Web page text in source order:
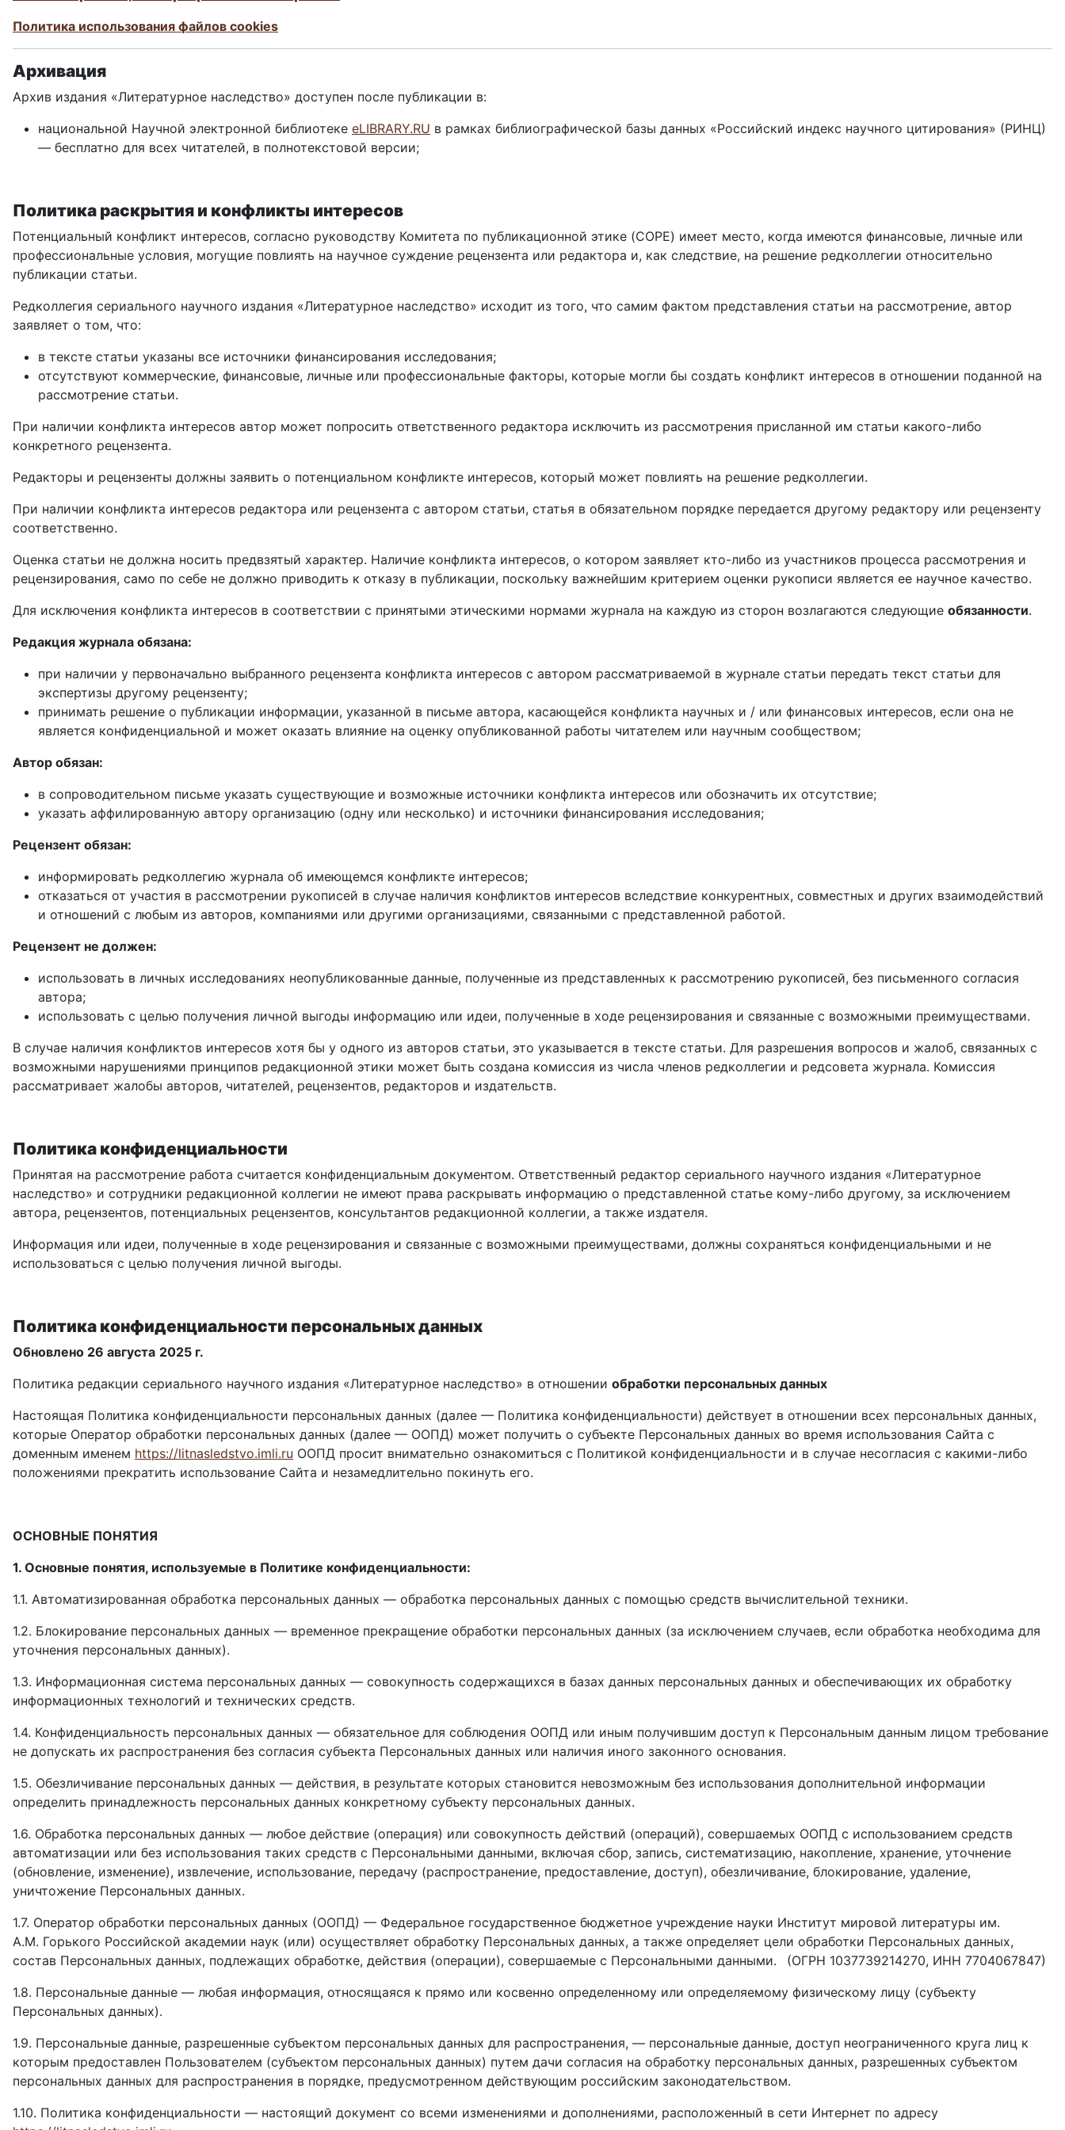
Политика использования файлов cookies
Архивация
Архив издания «Литературное наследство» доступен после публикации в:
национальной Научной электронной библиотеке eLIBRARY.RU в рамках библиографической базы данных «Российский индекс научного цитирования» (РИНЦ)
— бесплатно для всех читателей, в полнотекстовой версии;
Политика раскрытия и конфликты интересов
Потенциальный конфликт интересов, согласно руководству Комитета по публикационной этике (COPE) имеет место, когда имеются финансовые, личные или
профессиональные условия, могущие повлиять на научное суждение рецензента или редактора и, как следствие, на решение редколлегии относительно
публикации статьи.
Редколлегия сериального научного издания «Литературное наследство» исходит из того, что самим фактом представления статьи на рассмотрение, автор
заявляет о том, что:
в тексте статьи указаны все источники финансирования исследования;
отсутствуют коммерческие, финансовые, личные или профессиональные факторы, которые могли бы создать конфликт интересов в отношении поданной на
рассмотрение статьи.
При наличии конфликта интересов автор может попросить ответственного редактора исключить из рассмотрения присланной им статьи какого-либо
конкретного рецензента.
Редакторы и рецензенты должны заявить о потенциальном конфликте интересов, который может повлиять на решение редколлегии.
При наличии конфликта интересов редактора или рецензента с автором статьи, статья в обязательном порядке передается другому редактору или рецензенту
соответственно.
Оценка статьи не должна носить предвзятый характер. Наличие конфликта интересов, о котором заявляет кто-либо из участников процесса рассмотрения и
рецензирования, само по себе не должно приводить к отказу в публикации, поскольку важнейшим критерием оценки рукописи является ее научное качество.
Для исключения конфликта интересов в соответствии с принятыми этическими нормами журнала на каждую из сторон возлагаются следующие обязанности.
Редакция журнала обязана:
при наличии у первоначально выбранного рецензента конфликта интересов с автором рассматриваемой в журнале статьи передать текст статьи для
экспертизы другому рецензенту;
принимать решение о публикации информации, указанной в письме автора, касающейся конфликта научных и / или финансовых интересов, если она не
является конфиденциальной и может оказать влияние на оценку опубликованной работы читателем или научным сообществом;
Автор обязан:
в сопроводительном письме указать существующие и возможные источники конфликта интересов или обозначить их отсутствие;
указать аффилированную автору организацию (одну или несколько) и источники финансирования исследования;
Рецензент обязан:
информировать редколлегию журнала об имеющемся конфликте интересов;
отказаться от участия в рассмотрении рукописей в случае наличия конфликтов интересов вследствие конкурентных, совместных и других взаимодействий
и отношений с любым из авторов, компаниями или другими организациями, связанными с представленной работой.
Рецензент не должен:
использовать в личных исследованиях неопубликованные данные, полученные из представленных к рассмотрению рукописей, без письменного согласия
автора;
использовать с целью получения личной выгоды информацию или идеи, полученные в ходе рецензирования и связанные с возможными преимуществами.
В случае наличия конфликтов интересов хотя бы у одного из авторов статьи, это указывается в тексте статьи. Для разрешения вопросов и жалоб, связанных с
возможными нарушениями принципов редакционной этики может быть создана комиссия из числа членов редколлегии и редсовета журнала. Комиссия
рассматривает жалобы авторов, читателей, рецензентов, редакторов и издательств.
Политика конфиденциальности
Принятая на рассмотрение работа считается конфиденциальным документом. Ответственный редактор сериального научного издания «Литературное
наследство» и сотрудники редакционной коллегии не имеют права раскрывать информацию о представленной статье кому-либо другому, за исключением
автора, рецензентов, потенциальных рецензентов, консультантов редакционной коллегии, а также издателя.
Информация или идеи, полученные в ходе рецензирования и связанные с возможными преимуществами, должны сохраняться конфиденциальными и не
использоваться с целью получения личной выгоды.
Политика конфиденциальности персональных данных
Обновлено 26 августа 2025 г.
Политика редакции сериального научного издания «Литературное наследство» в отношении обработки персональных данных
Настоящая Политика конфиденциальности персональных данных (далее — Политика конфиденциальности) действует в отношении всех персональных данных,
которые Оператор обработки персональных данных (далее — ООПД) может получить о субъекте Персональных данных во время использования Сайта с
доменным именем https://litnasledstvo.imli.ru ООПД просит внимательно ознакомиться с Политикой конфиденциальности и в случае несогласия с какими-либо
положениями прекратить использование Сайта и незамедлительно покинуть его.
ОСНОВНЫЕ ПОНЯТИЯ
1. Основные понятия, используемые в Политике конфиденциальности:
1.1. Автоматизированная обработка персональных данных — обработка персональных данных с помощью средств вычислительной техники.
1.2. Блокирование персональных данных — временное прекращение обработки персональных данных (за исключением случаев, если обработка необходима для
уточнения персональных данных).
1.3. Информационная система персональных данных — совокупность содержащихся в базах данных персональных данных и обеспечивающих их обработку
информационных технологий и технических средств.
1.4. Конфиденциальность персональных данных — обязательное для соблюдения ООПД или иным получившим доступ к Персональным данным лицом требование
не допускать их распространения без согласия субъекта Персональных данных или наличия иного законного основания.
1.5. Обезличивание персональных данных — действия, в результате которых становится невозможным без использования дополнительной информации
определить принадлежность персональных данных конкретному субъекту персональных данных.
1.6. Обработка персональных данных — любое действие (операция) или совокупность действий (операций), совершаемых ООПД с использованием средств
автоматизации или без использования таких средств с Персональными данными, включая сбор, запись, систематизацию, накопление, хранение, уточнение
(обновление, изменение), извлечение, использование, передачу (распространение, предоставление, доступ), обезличивание, блокирование, удаление,
уничтожение Персональных данных.
1.7. Оператор обработки персональных данных (ООПД) — Федеральное государственное бюджетное учреждение науки Институт мировой литературы им.
А.М. Горького Российской академии наук (или) осуществляет обработку Персональных данных, а также определяет цели обработки Персональных данных,
состав Персональных данных, подлежащих обработке, действия (операции), совершаемые с Персональными данными. (ОГРН 1037739214270, ИНН 7704067847)
1.8. Персональные данные — любая информация, относящаяся к прямо или косвенно определенному или определяемому физическому лицу (субъекту
Персональных данных).
1.9. Персональные данные, разрешенные субъектом персональных данных для распространения, — персональные данные, доступ неограниченного круга лиц к
которым предоставлен Пользователем (субъектом персональных данных) путем дачи согласия на обработку персональных данных, разрешенных субъектом
персональных данных для распространения в порядке, предусмотренном действующим российским законодательством.
1.10. Политика конфиденциальности — настоящий документ со всеми изменениями и дополнениями, расположенный в сети Интернет по адресу